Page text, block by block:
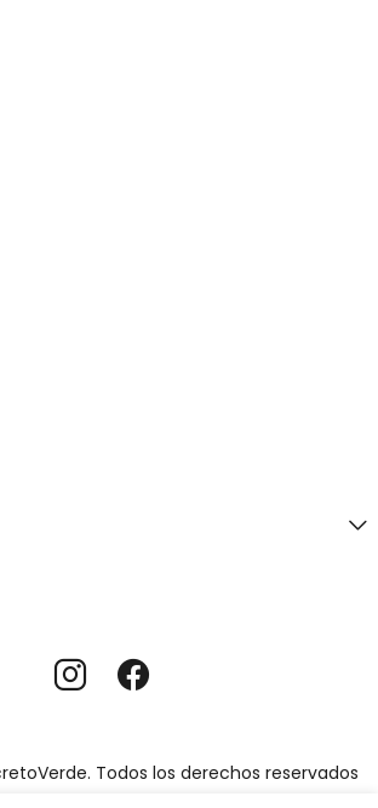
Todos los derechos reservados